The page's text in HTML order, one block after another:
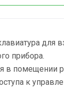
для
прибора.
в помещении
к